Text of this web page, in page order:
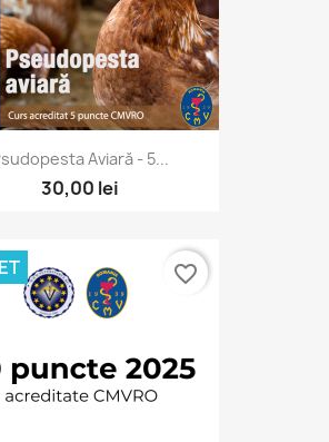
Aviară - 5...
30,00 lei
favorite_border